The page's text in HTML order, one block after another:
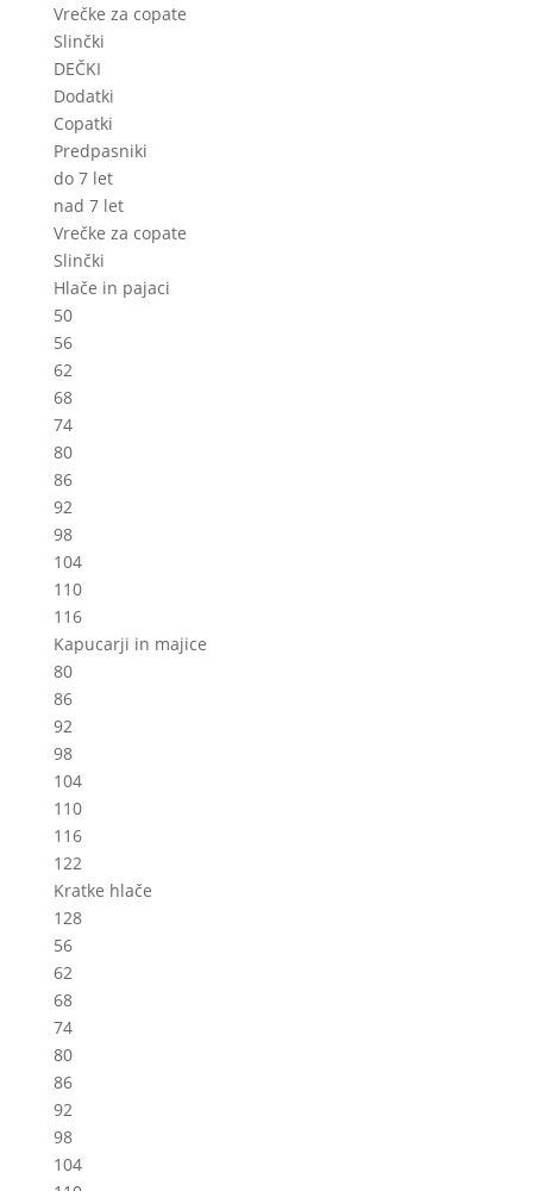
Vrečke za copate
Slinčki
DEČKI
Dodatki
Copatki
Predpasniki
do 7 let
nad 7 let
Vrečke za copate
Slinčki
Hlače in pajaci
50
56
62
68
74
80
86
92
98
104
110
116
Kapucarji in majice
80
86
92
98
104
110
116
122
Kratke hlače
128
56
62
68
74
80
86
92
98
104